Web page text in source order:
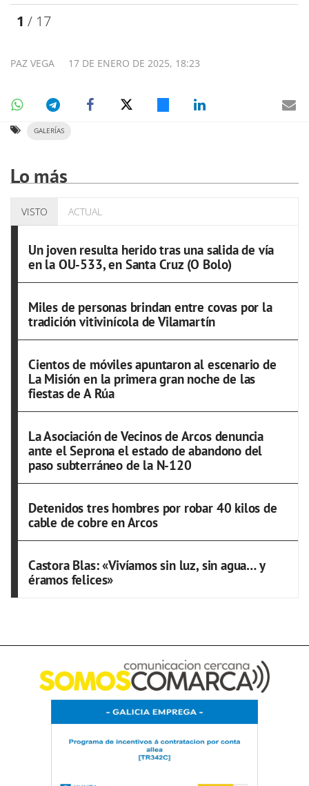
1 / 17
17 DE ENERO DE 2025, 18:23
PAZ VEGA
GALERÍAS
Lo más
VISTO ACTUAL
Un joven resulta herido tras una salida de vía
en la OU-533, en Santa Cruz (O Bolo)
Miles de personas brindan entre covas por la
tradición vitivinícola de Vilamartín
Cientos de móviles apuntaron al escenario de
La Misión en la primera gran noche de las
fiestas de A Rúa
La Asociación de Vecinos de Arcos denuncia
ante el Seprona el estado de abandono del
paso subterráneo de la N-120
Detenidos tres hombres por robar 40 kilos de
cable de cobre en Arcos
Castora Blas: «Vivíamos sin luz, sin agua… y
éramos felices»